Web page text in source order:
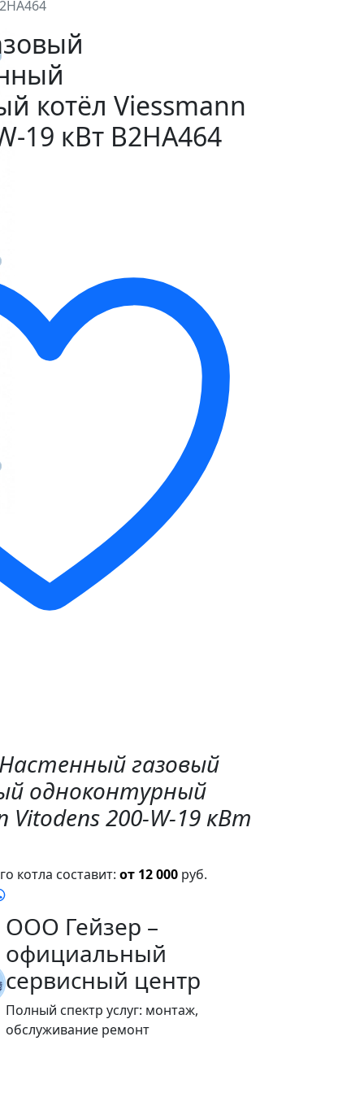
котёл Viessmann
19 кВт B2HA464
газовый
одноконтурный
Vitodens 200-W-19 кВт
котла составит: от 12 000 руб.
ООО Гейзер –
официальный
сервисный центр
Полный спектр услуг: монтаж,
обслуживание ремонт